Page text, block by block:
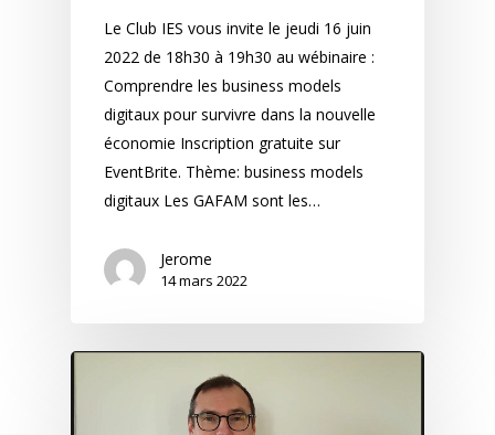
Le Club IES vous invite le jeudi 16 juin
2022 de 18h30 à 19h30 au wébinaire :
Comprendre les business models
digitaux pour survivre dans la nouvelle
économie Inscription gratuite sur
EventBrite. Thème: business models
digitaux Les GAFAM sont les…
Jerome
14 mars 2022